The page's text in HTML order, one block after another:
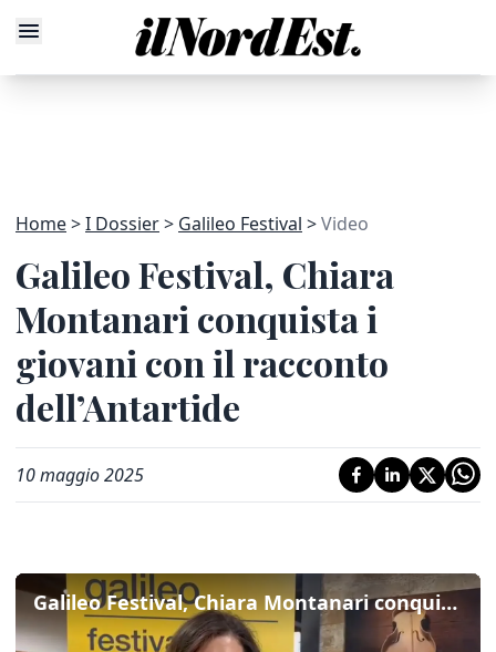
Home I Dossier Galileo Festival Video
Galileo Festival, Chiara
Montanari conquista i
giovani con il racconto
dell’Antartide
10 maggio 2025
Galileo Festival, Chiara Montanari conquista i giovani con il racconto dell’Antartide